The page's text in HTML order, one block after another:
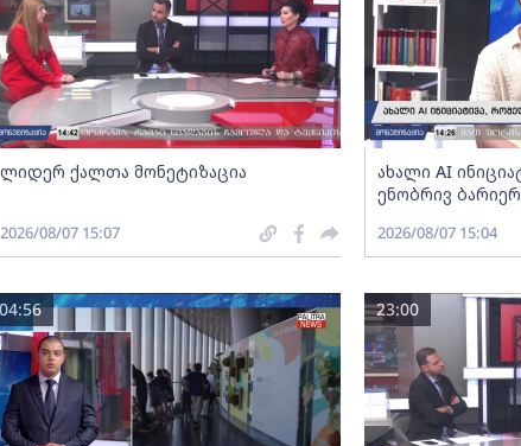
ლიდერ ქალთა მონეტიზაცია
2026/08/07 15:07
ახალი AI
ენობრივ
2026/08/07 15:04
04:56 23:00